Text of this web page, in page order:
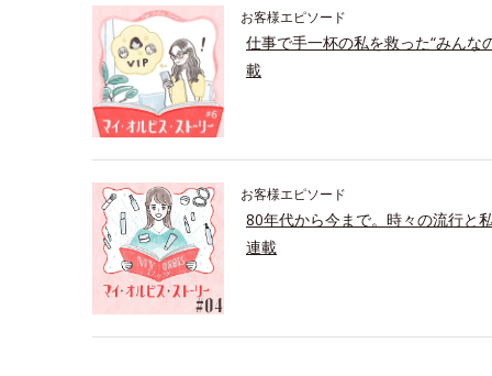
お客様エピソード
仕事で手一杯の私を救った“みんな
載
お客様エピソード
80年代から今まで。時々の流行と
連載